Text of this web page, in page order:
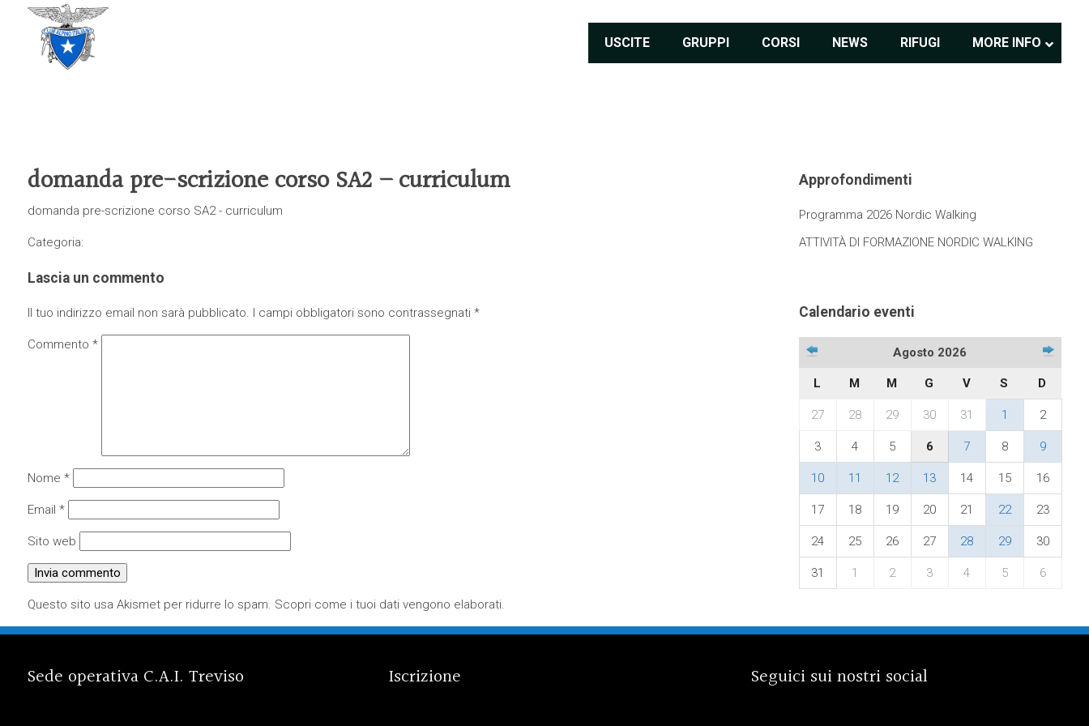
USCITE GRUPPI CORSI NEWS RIFUGI MORE INFO
domanda pre-scrizione corso SA2 – curriculum
domanda pre-scrizione corso SA2 - curriculum
Categoria:
Lascia un commento
Il tuo indirizzo email non sarà pubblicato. I campi obbligatori sono contrassegnati *
Commento *
Nome *
Email *
Sito web
Questo sito usa Akismet per ridurre lo spam. Scopri come i tuoi dati vengono elaborati.
Approfondimenti
Programma 2026 Nordic Walking
ATTIVITÀ DI FORMAZIONE NORDIC WALKING
Calendario eventi
Agosto 2026
L M M G V S D
27 28 29 30 31 1 2
3 4 5 6 7 8 9
10 11 12 13 14 15 16
17 18 19 20 21 22 23
24 25 26 27 28 29 30
31 1 2 3 4 5 6
Sede operativa C.A.I. Treviso Iscrizione Seguici sui nostri social